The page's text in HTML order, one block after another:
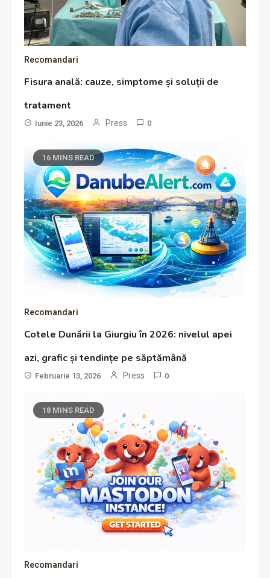
Recomandari
Fisura anală: cauze, simptome și soluții de
tratament
Iunie 23, 2026 Press 0
16 MINS READ
Recomandari
Cotele Dunării la Giurgiu în 2026: nivelul apei
azi, grafic și tendințe pe săptămână
Februarie 13, 2026 Press 0
18 MINS READ
Recomandari